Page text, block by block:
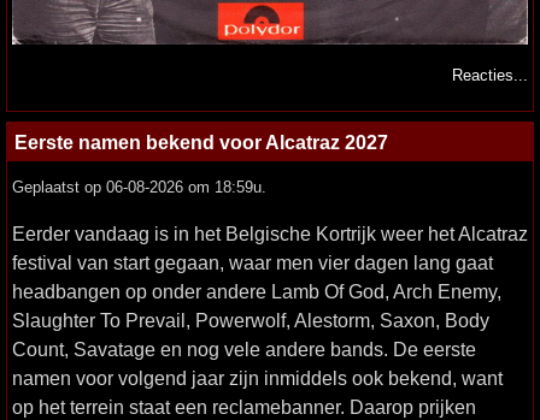
Reacties...
Eerste namen bekend voor Alcatraz 2027
Geplaatst op 06-08-2026 om 18:59u.
Eerder vandaag is in het Belgische Kortrijk weer het Alcatraz
festival van start gegaan, waar men vier dagen lang gaat
headbangen op onder andere Lamb Of God, Arch Enemy,
Slaughter To Prevail, Powerwolf, Alestorm, Saxon, Body
Count, Savatage en nog vele andere bands. De eerste
namen voor volgend jaar zijn inmiddels ook bekend, want
op het terrein staat een reclamebanner. Daarop prijken